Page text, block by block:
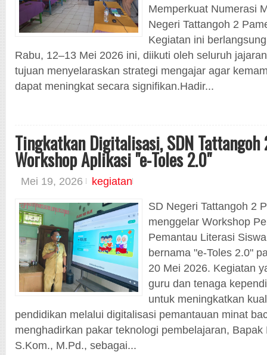
Memperkuat Numerasi
Negeri Tattangoh 2
Kegiatan ini
Rabu, 12–13 Mei 2026 ini, diikuti oleh seluruh
tujuan menyelaraskan strategi mengajar agar
dapat meningkat secara signifikan.Hadir...
Tingkatkan Digitalisasi, SDN Tattangoh
Workshop Aplikasi "e-Toles 2.0"
Mei 19, 2026
kegiatan
SD Negeri Tattangoh 2
menggelar Workshop
Pemantau Literasi
bernama "e-Toles 2.0"
20 Mei 2026. Kegiatan
guru dan tenaga
untuk meningkatkan
pendidikan melalui digitalisasi pemantauan minat
menghadirkan pakar teknologi pembelajaran,
S.Kom., M.Pd., sebagai...